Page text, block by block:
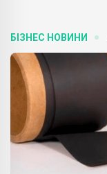
БІЗНЕС НОВИНИ